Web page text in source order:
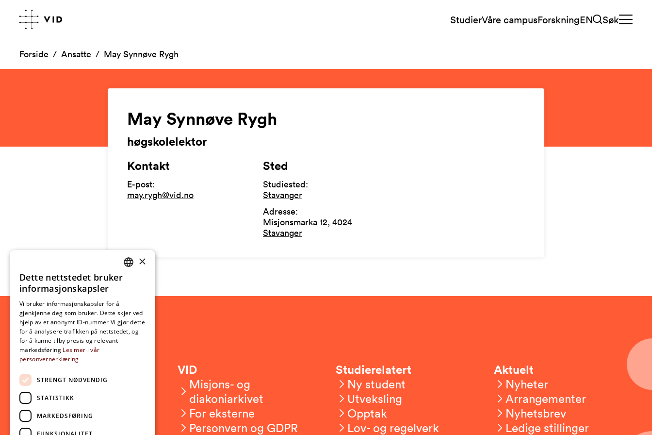
StudierVåre campusForskningEN Søk
Forside Ansatte May Synnøve Rygh
May Synnøve Rygh
høgskolelektor
Kontakt
E-post:
may.rygh@vid.no
Sted
Studiested:
Stavanger
Adresse:
Misjonsmarka 12, 4024
Stavanger
Kontakt oss
Om VID
Ansatte
Presserom
VID
Misjons- og
diakoniarkivet
For eksterne
Personvern og GDPR
Studierelatert
Ny student
Utveksling
Opptak
Lov- og regelverk
Aktuelt
Nyheter
Arrangementer
Nyhetsbrev
Ledige stillinger
NORWEGIAN
×
Dette nettstedet bruker
informasjonskapsler
Vi bruker informasjonskapsler for å
gjenkjenne deg som bruker. Dette skjer ved
hjelp av et anonymt ID-nummer Vi gjør dette
for å analysere trafikken på nettstedet, og
for å kunne tilby presis og relevant
markedsføring Les mer i vår
personvernerklæring
STRENGT NØDVENDIG
STATISTIKK
MARKEDSFØRING